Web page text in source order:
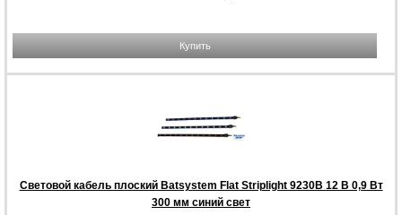
Купить
Световой кабель плоский Batsystem Flat Striplight 9230B 12 В 0,9 Вт
300 мм синий свет